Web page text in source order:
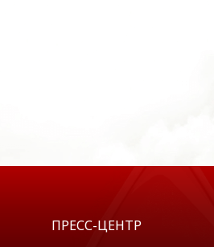
ПРЕСС-ЦЕНТР